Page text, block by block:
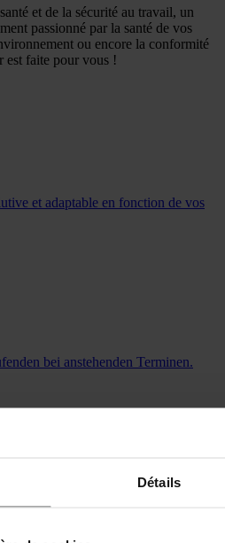
Détails
et de la sécurité au travail, un
passionné par la santé de vos
ou encore la conformité
est faite pour vous !
et adaptable en fonction de vos
bei anstehenden Terminen.
inscrivez-vous dès maintenant.